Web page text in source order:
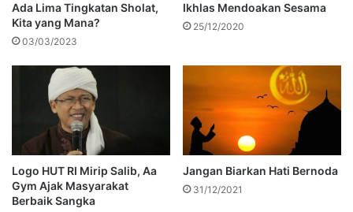
Ada Lima Tingkatan Sholat,
Kita yang Mana?
03/03/2023
Ikhlas Mendoakan Sesama
25/12/2020
Logo HUT RI Mirip Salib, Aa
Gym Ajak Masyarakat
Berbaik Sangka
Jangan Biarkan Hati Bernoda
31/12/2021